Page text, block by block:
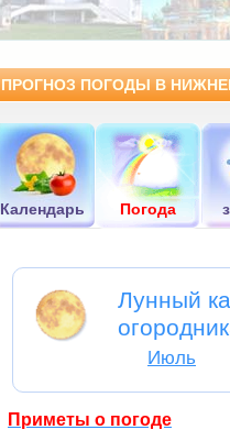
ПРОГНОЗ ПОГОДЫ В
Календарь Погода
Лунный
Июль
Приметы о погоде